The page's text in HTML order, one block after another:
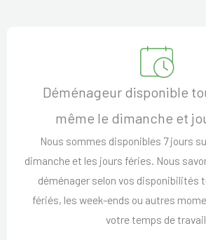
Déménageur disponible
même le dimanche et
Nous sommes disponibles 7 jours
dimanche et les jours féries. Nous
déménager selon vos disponibilités
fériés, les week-ends ou autres
votre temps de